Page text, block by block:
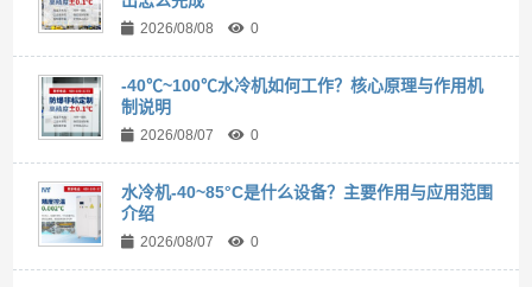
2026/08/08 0
-40℃~100℃水冷机如何工作？核心原理与作用机
制说明
2026/08/07 0
水冷机-40~85°C是什么设备？主要作用与应用范围
介绍
2026/08/07 0